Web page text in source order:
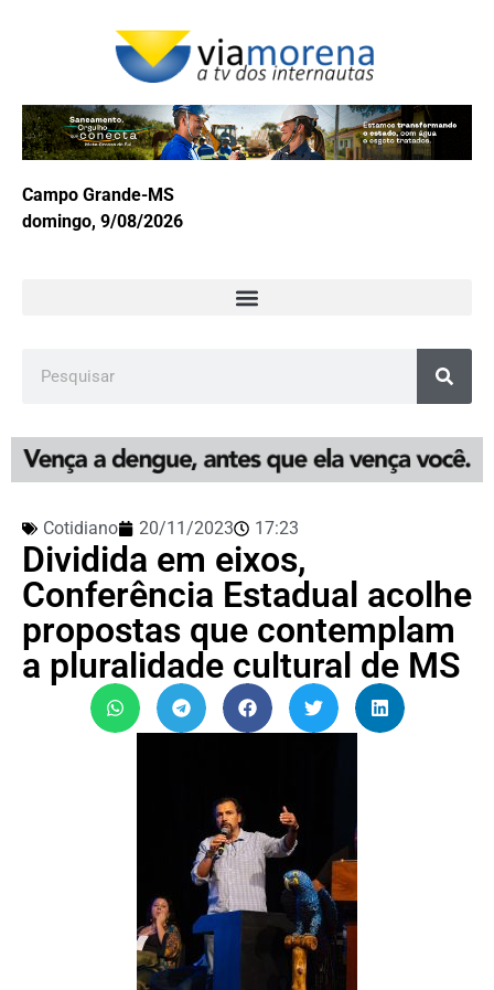
Campo Grande-MS
domingo, 9/08/2026
Cotidiano 20/11/2023 17:23
Dividida em eixos,
Conferência Estadual acolhe
propostas que contemplam
a pluralidade cultural de MS